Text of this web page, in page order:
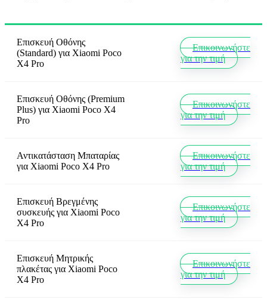
Επισκευή Οθόνης
(Standard) για Xiaomi Poco
X4 Pro
Επικοινωνήστε
για την τιμή
Επισκευή Οθόνης (Premium
Plus) για Xiaomi Poco X4
Pro
Επικοινωνήστε
για την τιμή
Αντικατάσταση Μπαταρίας
για Xiaomi Poco X4 Pro
Επικοινωνήστε
για την τιμή
Επισκευή Βρεγμένης
συσκευής για Xiaomi Poco
X4 Pro
Επικοινωνήστε
για την τιμή
Επισκευή Μητρικής
πλακέτας για Xiaomi Poco
X4 Pro
Επικοινωνήστε
για την τιμή